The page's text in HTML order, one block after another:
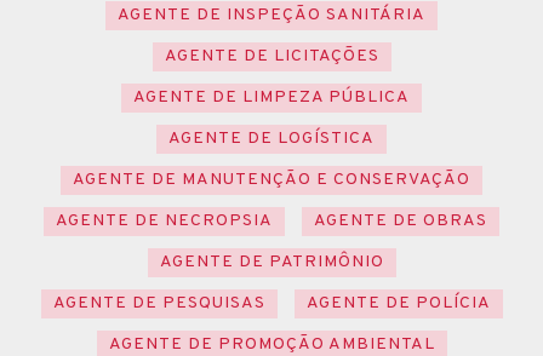
AGENTE DE INSPEÇÃO SANITÁRIA
AGENTE DE LICITAÇÕES
AGENTE DE LIMPEZA PÚBLICA
AGENTE DE LOGÍSTICA
AGENTE DE MANUTENÇÃO E CONSERVAÇÃO
AGENTE DE NECROPSIA
AGENTE DE OBRAS
AGENTE DE PATRIMÔNIO
AGENTE DE PESQUISAS
AGENTE DE POLÍCIA
AGENTE DE PROMOÇÃO AMBIENTAL